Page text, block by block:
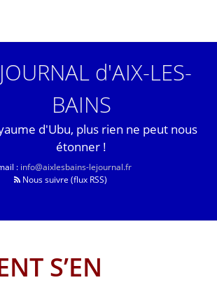
d'AIX-LES-
BAINS
d'Ubu, plus rien ne peut nous
étonner !
: info@aixlesbains-lejournal.fr
Nous suivre (flux RSS)
S’EN